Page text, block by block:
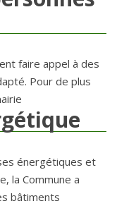
faire appel à des
Pour de plus
énergétiques et
la Commune a
bâtiments